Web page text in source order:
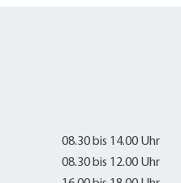
08.30 bis 14.00 Uhr
08.30 bis 12.00 Uhr